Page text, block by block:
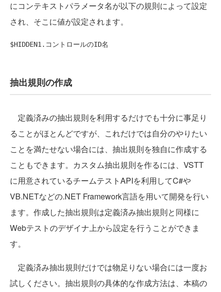
にコンテキストパラメータ名が以下の規則によって設定
され、そこに値が設定されます。
抽出規則の作成
定義済みの抽出規則を利用するだけでも十分に事足り
ることがほとんどですが、これだけでは自分のやりたい
ことを満たせない場合には、抽出規則を独自に作成する
こともできます。カスタム抽出規則を作るには、VSTT
に用意されているチームテストAPIを利用してC#や
VB.NETなどの.NET Framework言語を用いて開発を行い
ます。作成した抽出規則は定義済み抽出規則と同様に
Webテストのデザイナ上から設定を行うことができま
す。
定義済み抽出規則だけでは物足りない場合には一度お
試しください。抽出規則の具体的な作成方法は、本稿の